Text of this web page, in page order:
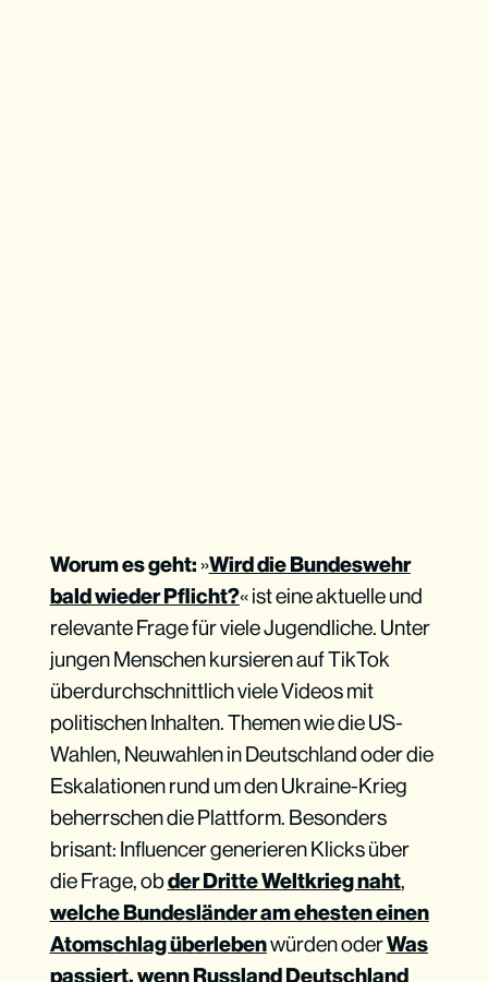
Worum es geht: »Wird die Bundeswehr
bald wieder Pflicht?« ist eine aktuelle und
relevante Frage für viele Jugendliche. Unter
jungen Menschen kursieren auf TikTok
überdurchschnittlich viele Videos mit
politischen Inhalten. Themen wie die US-
Wahlen, Neuwahlen in Deutschland oder die
Eskalationen rund um den Ukraine-Krieg
beherrschen die Plattform. Besonders
brisant: Influencer generieren Klicks über
die Frage, obder Dritte Weltkrieg naht,
welche Bundesländer am ehesten einen
Atomschlag überlebenwürden oderWas
passiert, wenn Russland Deutschland